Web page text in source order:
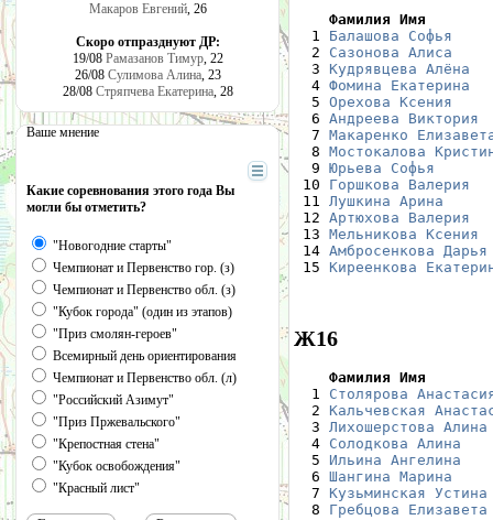
Макаров Евгений, 26
Скоро отпразднуют ДР:
19/08 Рамазанов Тимур, 22
26/08 Сулимова Алина, 23
28/08 Стряпчева Екатерина, 28
Ваше мнение
Какие соревнования этого года Вы
могли бы отметить?
"Новогодние старты"
Чемпионат и Первенство гор. (з)
Чемпионат и Первенство обл. (з)
"Кубок города" (один из этапов)
"Приз смолян-героев"
Всемирный день ориентирования
Чемпионат и Первенство обл. (л)
"Российский Азимут"
"Приз Пржевальского"
"Крепостная стена"
"Кубок освобождения"
"Красный лист"
Фамилия Имя
1 Балашова Софья
  2
Сазонова Алиса
  3
Кудрявцева Алёна
  4
Фомина Екатерина
  5
Орехова Ксения
  6
Андреева Виктория
  7
Макаренко
  8
Мостокалова
  9
Юрьева Софья
10 Горшкова Валерия
11 Лушкина Арина
12 Артюхова Валерия
13 Мельникова Ксения
14 Амбросенкова Дарья
15 Киреенкова
Ж16
Фамилия Имя
1 Столярова
  2
Кальчевская
  3
Лихошерстова Алина
  4
Солодкова Алина
  5
Ильина Ангелина
  6
Шангина Марина
  7
Кузьминская Устина
  8
Гребцова Елизавета